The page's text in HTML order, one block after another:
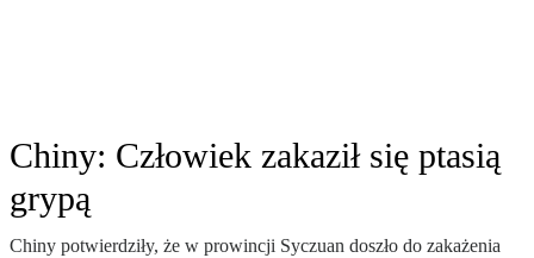
Chiny: Człowiek zakaził się ptasią
grypą
Chiny potwierdziły, że w prowincji Syczuan doszło do zakażenia